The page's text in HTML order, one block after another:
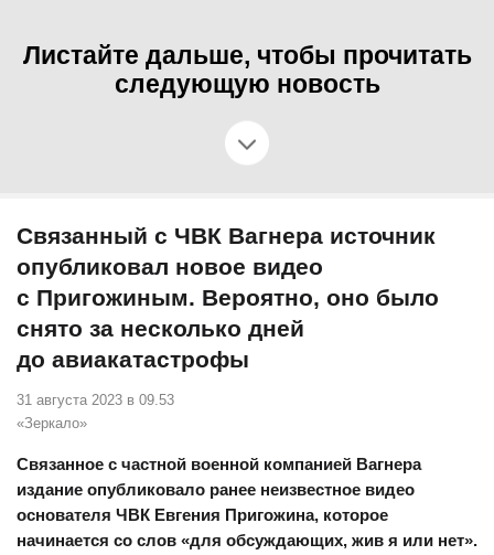
Листайте дальше, чтобы прочитать
следующую новость